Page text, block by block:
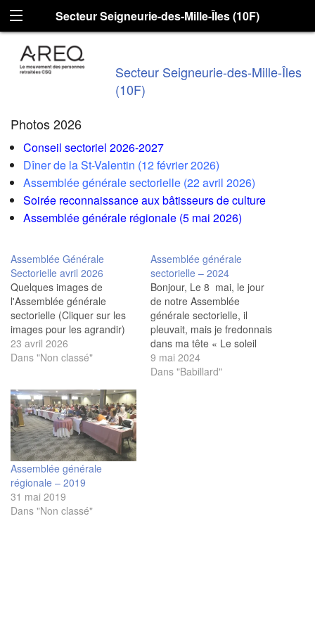
Secteur Seigneurie-des-Mille-Îles (10F)
Secteur Seigneurie-des-Mille-Îles
(10F)
Photos 2026
Conseil sectoriel 2026-2027
Dîner de la St-Valentin (12 février 2026)
Assemblée générale sectorielle (22 avril 2026)
Soirée reconnaissance aux bâtisseurs de culture
Assemblée générale régionale (5 mai 2026)
Assemblée Générale
Sectorielle avril 2026
Quelques images de
l'Assemblée générale
sectorielle (Cliquer sur les
images pour les agrandir)
23 avril 2026
Dans "Non classé"
Assemblée générale
sectorielle – 2024
Bonjour, Le 8 mai, le jour
de notre Assemblée
générale sectorielle, il
pleuvait, mais je fredonnais
dans ma tête « Le soleil
brillera demain. » Nous
étions vingt-sept au
9 mai 2024
Dans "Babillard"
Assemblée générale
régionale – 2019
31 mai 2019
Dans "Non classé"